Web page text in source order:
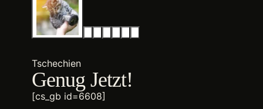
Tschechien
Genug Jetzt!
[cs_gb id=6608]